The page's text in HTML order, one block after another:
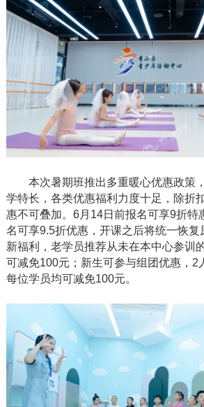
本次暑期班推出多重暖心优惠政策
学特长，各类优惠福利力度十足，除折
惠不可叠加。6月14日前报名可享9折特
名可享9.5折优惠，开课之后将统一恢复
新福利，老学员推荐从未在本中心参训
可减免100元；新生可参与组团优惠，2
每位学员均可减免100元。